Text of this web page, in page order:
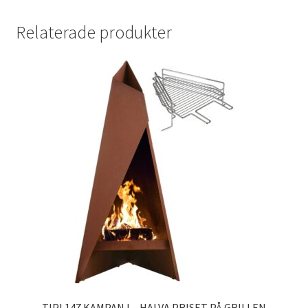
Relaterade produkter